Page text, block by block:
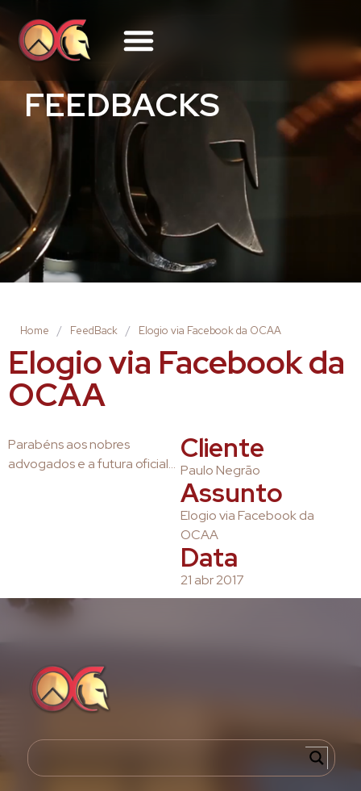
FEEDBACKS
Home / FeedBack / Elogio via Facebook da OCAA
Elogio via Facebook da
OCAA
Parabéns aos nobres
advogados e a futura oficial… Cliente
Paulo Negrão
Assunto
Elogio via Facebook da
OCAA
Data
21 abr 2017